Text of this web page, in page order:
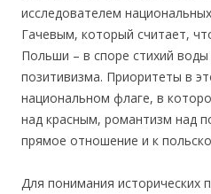
исследователем
Гачевым, который считает,
Польши – в споре стихий воды
позитивизма. Приоритеты в
национальном флаге, в
над красным, романтизм над
прямое отношение и к
Для понимания исторических